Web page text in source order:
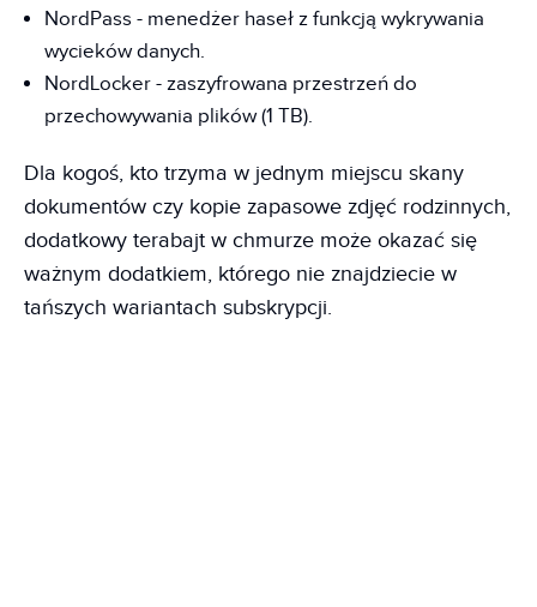
NordPass - menedżer haseł z funkcją wykrywania
wycieków danych.
NordLocker - zaszyfrowana przestrzeń do
przechowywania plików (1 TB).
Dla kogoś, kto trzyma w jednym miejscu skany
dokumentów czy kopie zapasowe zdjęć rodzinnych,
dodatkowy terabajt w chmurze może okazać się
ważnym dodatkiem, którego nie znajdziecie w
tańszych wariantach subskrypcji.